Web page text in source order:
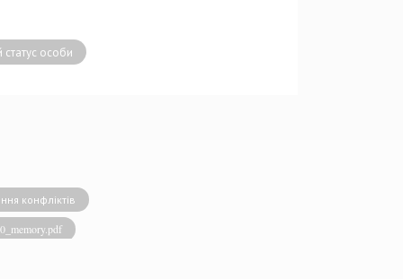
особи
конфліктів